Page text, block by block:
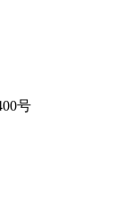
号